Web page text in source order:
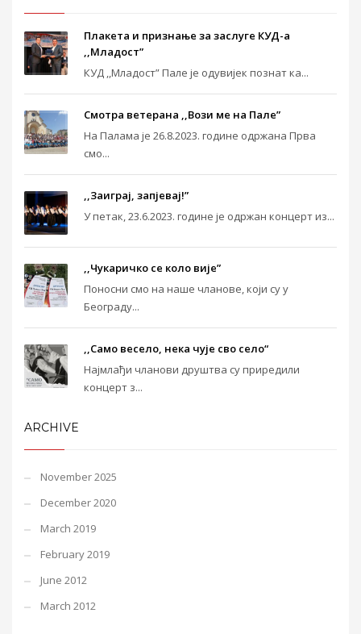
Плакета и признање за заслуге КУД-а
,,Младост”
КУД ,,Младост” Пале је одувијек познат ка...
Смотра ветерана ,,Вози ме на Пале”
На Палама је 26.8.2023. године одржана Прва
смо...
,,Заиграј, запјевај!”
У петак, 23.6.2023. године је одржан концерт из...
,,Чукаричко се коло вије”
Поносни смо на наше чланове, који су у
Београду...
,,Само весело, нека чује сво село“
Најмлађи чланови друштва су приредили
концерт з...
ARCHIVE
November 2025
December 2020
March 2019
February 2019
June 2012
March 2012